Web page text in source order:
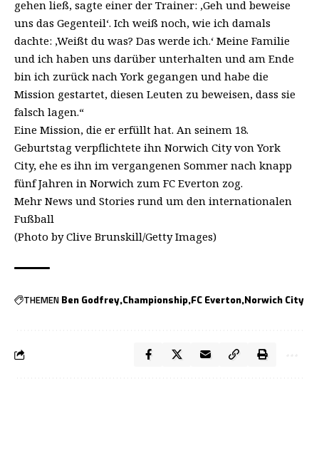
gehen ließ, sagte einer der Trainer: ‚Geh und beweise
uns das Gegenteil‘. Ich weiß noch, wie ich damals
dachte: ‚Weißt du was? Das werde ich.‘ Meine Familie
und ich haben uns darüber unterhalten und am Ende
bin ich zurück nach York gegangen und habe die
Mission gestartet, diesen Leuten zu beweisen, dass sie
falsch lagen.“
Eine Mission, die er erfüllt hat. An seinem 18.
Geburtstag verpflichtete ihn Norwich City von York
City, ehe es ihn im vergangenen Sommer nach knapp
fünf Jahren in Norwich zum FC Everton zog.
Mehr News und Stories rund um den internationalen
Fußball
(Photo by Clive Brunskill/Getty Images)
THEMEN Ben Godfrey Championship FC Everton Norwich City